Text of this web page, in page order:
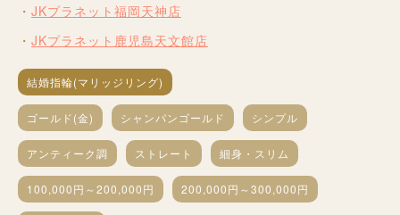
JKプラネット福岡天神店
JKプラネット鹿児島天文館店
結婚指輪(マリッジリング)
ゴールド(金) シャンパンゴールド シンプル
アンティーク調 ストレート 細身・スリム
100,000円～200,000円 200,000円～300,000円